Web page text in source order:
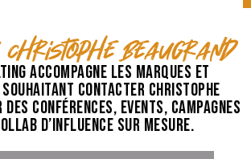
Beaugrand
accompagne les marques et
contacter Christophe
des conférences, events, campagnes
d’influence sur mesure.